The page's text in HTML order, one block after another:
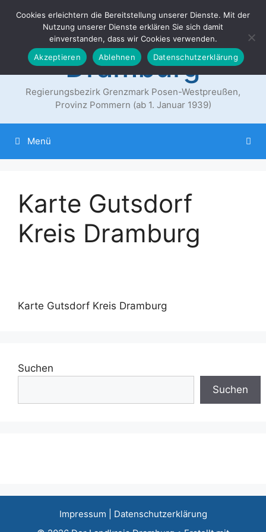
Inhalt
Der Landkreis
Dramburg
Regierungsbezirk Grenzmark Posen-Westpreußen,
Provinz Pommern (ab 1. Januar 1939)
Menü
Karte Gutsdorf
Kreis Dramburg
Karte Gutsdorf Kreis Dramburg
Suchen
Suchen
Impressum
Datenschutzerklärung
Cookies erleichtern die Bereitstellung unserer Dienste. Mit der
Nutzung unserer Dienste erklären Sie sich damit
einverstanden, dass wir Cookies verwenden.
Akzeptieren
Ablehnen Datenschutzerklärung